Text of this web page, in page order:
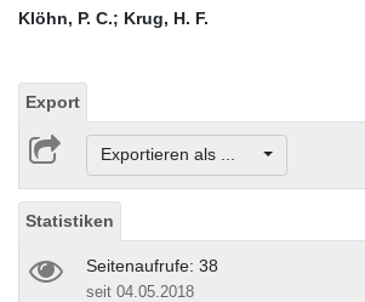
Klöhn, P. C.; Krug, H. F.
Export
Exportieren als ...
Statistiken
Seitenaufrufe: 38
seit 04.05.2018